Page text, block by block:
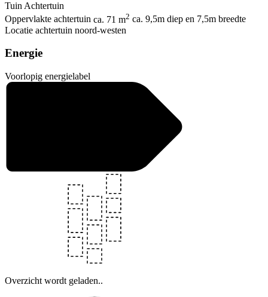
TuinAchtertuin
Oppervlakte achtertuin ca. 71 m2 ca. 9,5m diep en 7,5m breedte
Locatie achtertuin noord-westen
Energie
Voorlopig energielabel
Overzicht wordt geladen..